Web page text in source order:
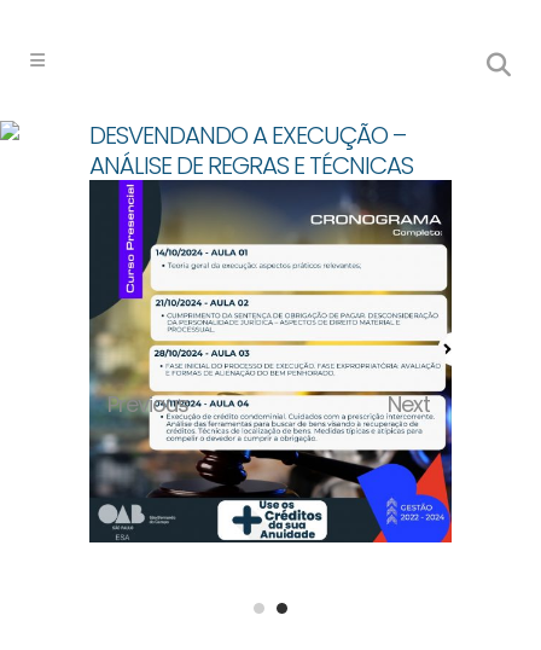
DESVENDANDO A EXECUÇÃO –
ANÁLISE DE REGRAS E TÉCNICAS
Previous Next